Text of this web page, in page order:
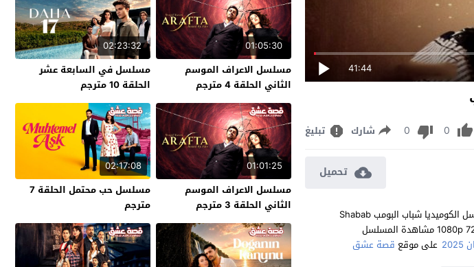
41:44
0
0 شارك تبليغ
تحميل
مشاهدة مسلسل شباب البومب الموسم الثالث عشر الحلقة 19 يوتيوب اون لاين جودة عالية FULL HD مسلسل الكوميديا شباب البومب Shabab
Al Bumb الموسم 13 الحلقة 19 التاسعة عشر كاملة تحميل مباشر سيرفرات متعددة بجودات عالية 1080p 720p 480p مشاهدة المسلسل
على موقع قصة عشق
01:05:30
مسلسل الاعراف الموسم
الثاني الحلقة 4 مترجم
02:23:32
مسلسل في السابعة عشر
الحلقة 10 مترجم
01:01:25
مسلسل الاعراف الموسم
الثاني الحلقة 3 مترجم
02:17:08
مسلسل حب محتمل الحلقة 7
مترجم